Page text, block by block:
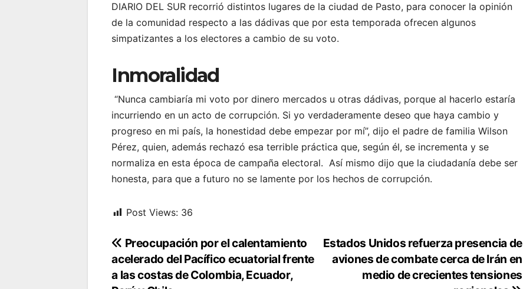
DIARIO DEL SUR recorrió distintos lugares de la ciudad de Pasto, para conocer la opinión
de la comunidad respecto a las dádivas que por esta temporada ofrecen algunos
simpatizantes a los electores a cambio de su voto.
Inmoralidad
“Nunca cambiaría mi voto por dinero mercados u otras dádivas, porque al hacerlo estaría
incurriendo en un acto de corrupción. Si yo verdaderamente deseo que haya cambio y
progreso en mi país, la honestidad debe empezar por mí”, dijo el padre de familia Wilson
Pérez, quien, además rechazó esa terrible práctica que, según él, se incrementa y se
normaliza en esta época de campaña electoral. Así mismo dijo que la ciudadanía debe ser
honesta, para que a futuro no se lamente por los hechos de corrupción.
Post Views: 36
Navegación
de
Estados Unidos refuerza presencia de
aviones de combate cerca de Irán en
medio de crecientes tensiones
Preocupación por el calentamiento
acelerado del Pacífico ecuatorial frente
a las costas de Colombia, Ecuador,